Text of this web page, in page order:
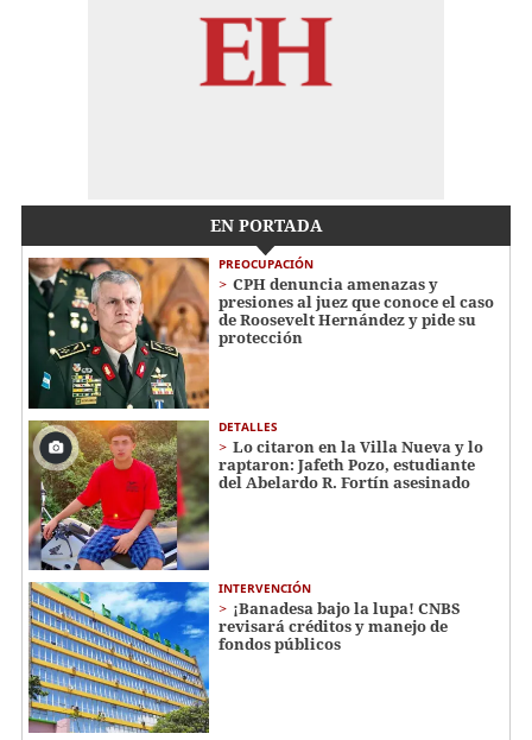
EN PORTADA
PREOCUPACIÓN
CPH denuncia amenazas y
presiones al juez que conoce el caso
de Roosevelt Hernández y pide su
protección
DETALLES
Lo citaron en la Villa Nueva y lo
raptaron: Jafeth Pozo, estudiante
del Abelardo R. Fortín asesinado
INTERVENCIÓN
¡Banadesa bajo la lupa! CNBS
revisará créditos y manejo de
fondos públicos